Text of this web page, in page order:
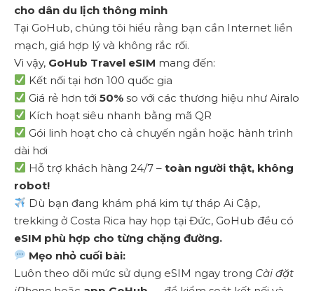
cho dân du lịch thông minh
Tại GoHub, chúng tôi hiểu rằng bạn cần Internet liền
mạch, giá hợp lý và không rắc rối.
Vì vậy, GoHub Travel eSIM mang đến:
Kết nối tại hơn 100 quốc gia
Giá rẻ hơn tới50% so với các thương hiệu như Airalo
Kích hoạt siêu nhanh bằng mã QR
Gói linh hoạt cho cả chuyến ngắn hoặc hành trình
dài hơi
Hỗ trợ khách hàng 24/7 –toàn người thật, không
robot!
Dù bạn đang khám phá kim tự tháp Ai Cập,
trekking ở Costa Rica hay họp tại Đức, GoHub đều có
eSIM phù hợp cho từng chặng đường.
Mẹo nhỏ cuối bài:
Luôn theo dõi mức sử dụng eSIM ngay trong Cài đặt